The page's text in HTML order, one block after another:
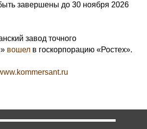
завершены до 30 ноября 2026
завод точного
вошел в госкорпорацию «Ростех».